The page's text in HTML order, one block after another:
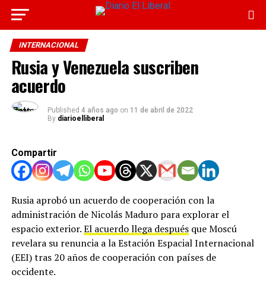
INTERNACIONAL
Rusia y Venezuela suscriben
acuerdo
Published 4 años ago on 11 de abril de 2022
By diarioelliberal
Compartir
Rusia aprobó un acuerdo de cooperación con la
administración de Nicolás Maduro para explorar el
espacio exterior.El acuerdo llega despuésque Moscú
revelara su renuncia a la Estación Espacial Internacional
(EEI) tras 20 años de cooperación con países de
occidente.